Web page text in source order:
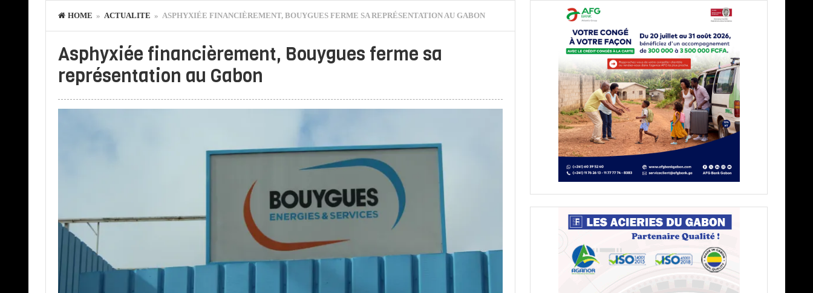
HOME » ACTUALITE » ASPHYXIÉE FINANCIÈREMENT, BOUYGUES FERME SA REPRÉSENTATION AU GABON
Asphyxiée financièrement, Bouygues ferme sa
représentation au Gabon